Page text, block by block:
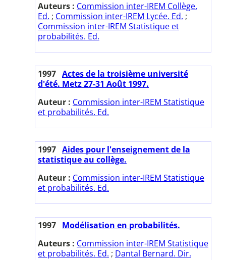
Auteurs : Commission inter-IREM Collège.
Ed. ; Commission inter-IREM Lycée. Ed. ;
Commission inter-IREM Statistique et
probabilités. Ed.
1997 Actes de la troisième université
d'été. Metz 27-31 Août 1997.
Auteur : Commission inter-IREM Statistique
et probabilités. Ed.
1997 Aides pour l'enseignement de la
statistique au collège.
Auteur : Commission inter-IREM Statistique
et probabilités. Ed.
1997 Modélisation en probabilités.
Auteurs : Commission inter-IREM Statistique
et probabilités. Ed. ; Dantal Bernard. Dir.